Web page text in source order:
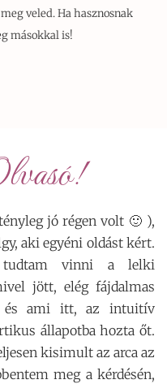
veled. Ha hasznosnak
másokkal is!
jó régen volt 🙂 ),
aki egyéni oldást kért.
tudtam vinni a lelki
jött, elég fájdalmas
és ami itt, az intuitív
állapotba hozta őt.
kisimult az arca az
meg a kérdésén,